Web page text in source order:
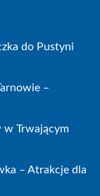
do Pustyni
–
w Trwającym
– Atrakcje dla